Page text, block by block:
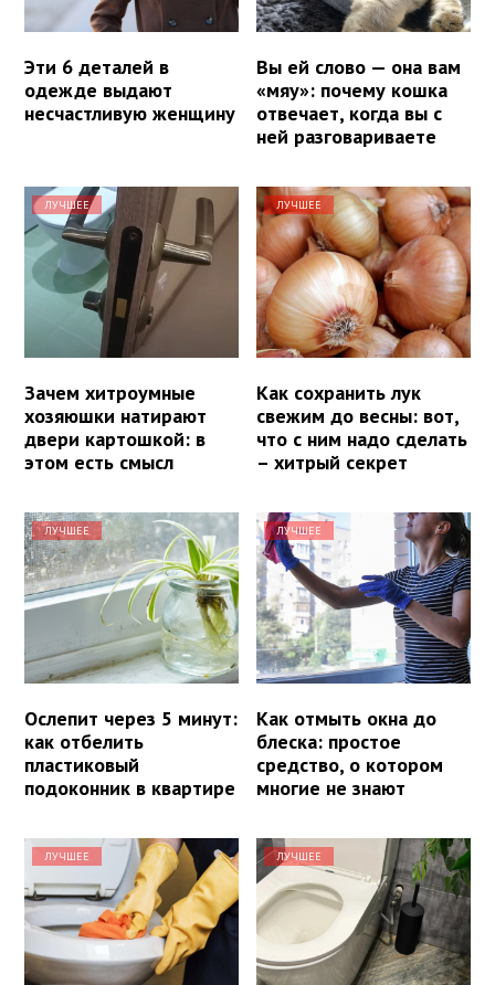
Эти 6 деталей в
одежде выдают
несчастливую женщину
Вы ей слово — она вам
«мяу»: почему кошка
отвечает, когда вы с
ней разговариваете
ЛУЧШЕЕ
Зачем хитроумные
хозяюшки натирают
двери картошкой: в
этом есть смысл
ЛУЧШЕЕ
Как сохранить лук
свежим до весны: вот,
что с ним надо сделать
– хитрый секрет
ЛУЧШЕЕ
Ослепит через 5 минут:
как отбелить
пластиковый
подоконник в квартире
ЛУЧШЕЕ
Как отмыть окна до
блеска: простое
средство, о котором
многие не знают
ЛУЧШЕЕ ЛУЧШЕЕ